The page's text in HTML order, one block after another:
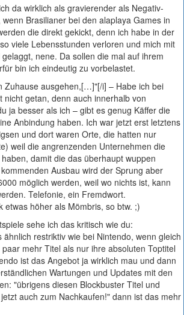
da wirklich als gravierender als Negativ-
Brasilianer bei den alaplaya Games in
die direkt gekickt, denn ich habe in der
viele Lebensstunden verloren und mich mit
nene. Da sollen die mal auf ihrem
bin ich eindeutig zu vorbelastet.
Zuhause ausgehen,[…]"[/i] – Habe ich bei
nicht getan, denn auch innerhalb von
ja besser als ich – gibt es genug Käffer die
Anbindung haben. Ich war jetzt erst letztens
und dort waren Orte, die hatten nur
weil die angrenzenden Unternehmen die
damit die das überhaupt wuppen
Ausbau wird der Sprung aber
möglich werden, weil wo nichts ist, kann
Telefonie, ein Fremdwort.
etwas höher als Mömbris, so btw. ;)
sehe ich das kritisch wie du:
ähnlich restriktiv wie bei Nintendo, wenn gleich
mehr Titel als nur ihre absoluten Toptitel
ist das Angebot ja wirklich mau und dann
Wartungen und Updates mit den
"übrigens diesen Blockbuster Titel und
auch zum Nachkaufen!" dann ist das mehr